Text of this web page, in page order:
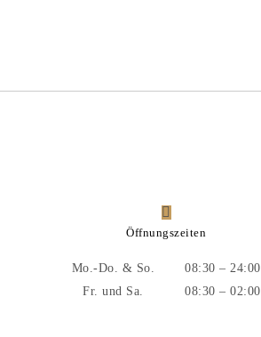
Öffnungszeiten
Mo.-Do. & So.
08:30 – 24:00
Fr. und Sa.
08:30 – 02:00